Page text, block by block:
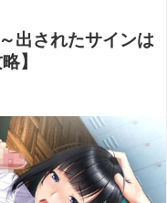
出されたサインは
】